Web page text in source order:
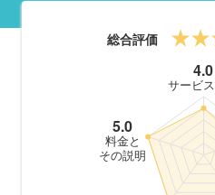
総合評価
4.0
サービ
5.0
料金と
その説明